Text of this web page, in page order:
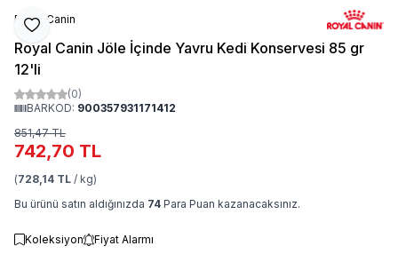
Favoriye Ekle
Royal Canin
Royal Canin Jöle İçinde Yavru Kedi Konservesi 85 gr
12'li
(0)
BARKOD: 900357931171412
851,47TL
742,70 TL
(728,14 TL / kg)
Bu ürünü satın aldığınızda 74 Para Puan kazanacaksınız.
Koleksiyon Fiyat Alarmı